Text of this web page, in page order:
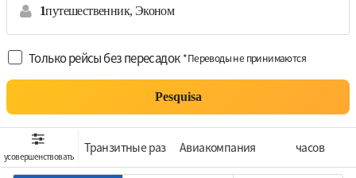
1путешественник, Эконом
Только рейсы без пересадок *Переводы не принимаются
Pesquisa
усовершенствовать
Транзитные раз Aвиакомпания часов